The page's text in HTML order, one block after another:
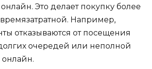
Это делает покупку более
Например,
отказываются от посещения
очередей или неполной